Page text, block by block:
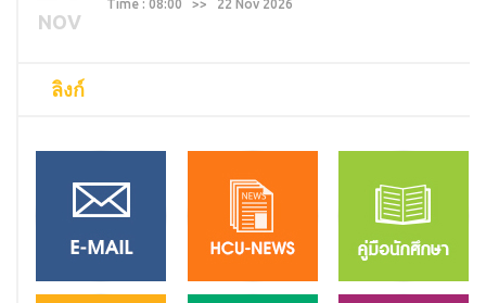
NOV
Time : 08:00 >> 22 Nov 2026
ลิงก์